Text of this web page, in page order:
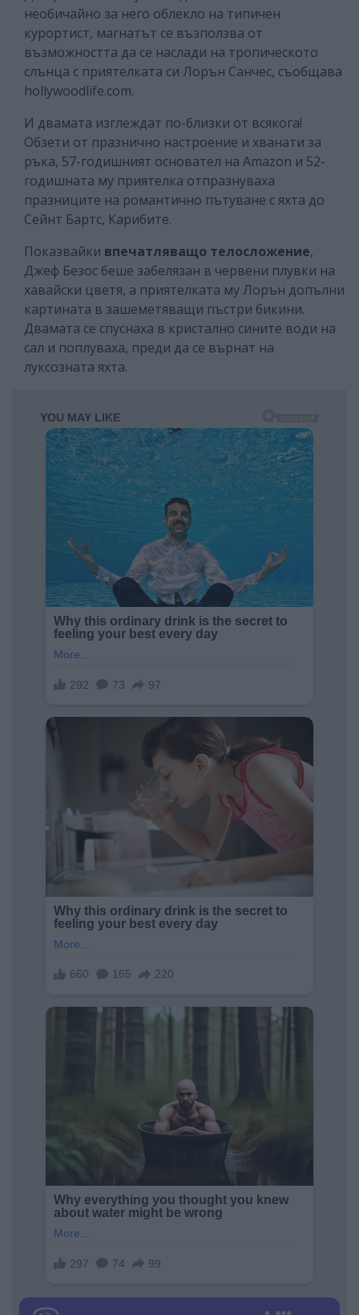
необичайно за него облекло на типичен
курортист, магнатът се възползва от
възможността да се наслади на тропическото
слънца с приятелката си Лорън Санчес, съобщава
hollywoodlife.com.
И двамата изглеждат по-близки от всякога!
Обзети от празнично настроение и хванати за
ръка, 57-годишният основател на Amazon и 52-
годишната му приятелка отпразнуваха
празниците на романтично пътуване с яхта до
Сейнт Бартс, Карибите.
Показвайки впечатляващо телосложение,
Джеф Безос беше забелязан в червени плувки на
хавайски цветя, а приятелката му Лорън допълни
картината в зашеметяващи пъстри бикини.
Двамата се спуснаха в кристално сините води на
сал и поплуваха, преди да се върнат на
луксозната яхта.